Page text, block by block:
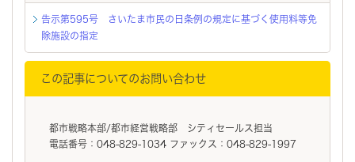
告示第595号 さいたま市民の日条例の規定に基づく使用料等免
除施設の指定
この記事についてのお問い合わせ
都市戦略本部/都市経営戦略部 シティセールス担当
電話番号：048-829-1034 ファックス：048-829-1997